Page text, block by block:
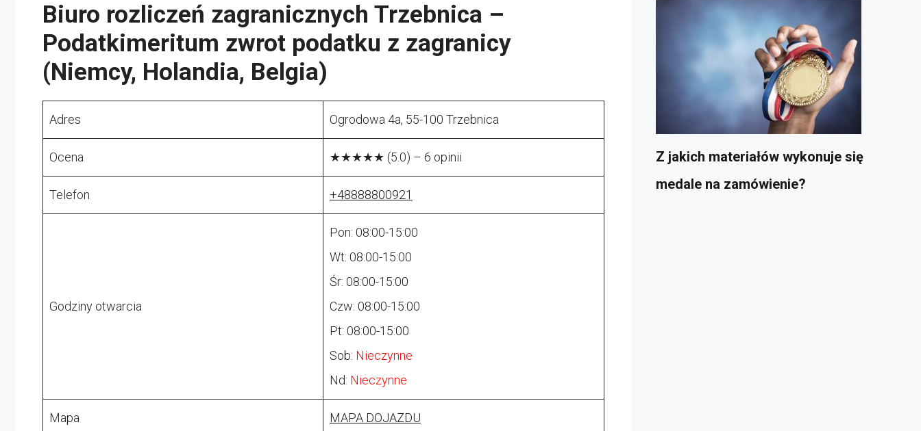
Biuro rozliczeń zagranicznych Trzebnica –
Podatkimeritum zwrot podatku z zagranicy
(Niemcy, Holandia, Belgia)
Adres Ogrodowa 4a, 55-100 Trzebnica
Ocena ★★★★★ (5.0) – 6 opinii
Telefon +48888800921
Godziny otwarcia
Pon: 08:00-15:00
Wt: 08:00-15:00
Śr: 08:00-15:00
Czw: 08:00-15:00
Pt: 08:00-15:00
Sob: Nieczynne
Nd: Nieczynne
Mapa MAPA DOJAZDU
Z jakich materiałów wykonuje się
medale na zamówienie?